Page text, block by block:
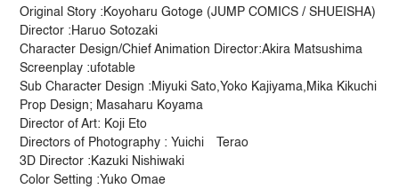
Original Story :Koyoharu Gotoge (JUMP COMICS / SHUEISHA)
Director :Haruo Sotozaki
Character Design/Chief Animation Director:Akira Matsushima
Screenplay :ufotable
Sub Character Design :Miyuki Sato,Yoko Kajiyama,Mika Kikuchi
Prop Design; Masaharu Koyama
Director of Art: Koji Eto
Directors of Photography : Yuichi Terao
3D Director :Kazuki Nishiwaki
Color Setting :Yuko Omae